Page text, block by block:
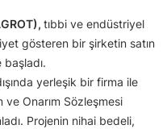
tıbbi ve endüstriyel
gösteren bir şirketin satın
başladı.
yerleşik bir firma ile
ve Onarım Sözleşmesi
Projenin nihai bedeli,